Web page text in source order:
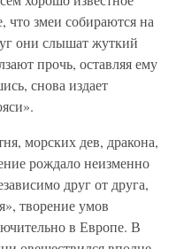
что змеи собираются на
они слышат жуткий
прочь, оставляя ему
снова издает
морских дев, дракона,
рождало неизменно
друг от друга,
творение умов
в Европе. В